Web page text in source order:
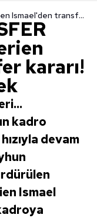
BEŞİKTAŞ TRANSFER HABERLERİ | Valerien Ismael'den transfer kararı! 17'lik genç yetenek
kararı!
kadro
devam
Ismael